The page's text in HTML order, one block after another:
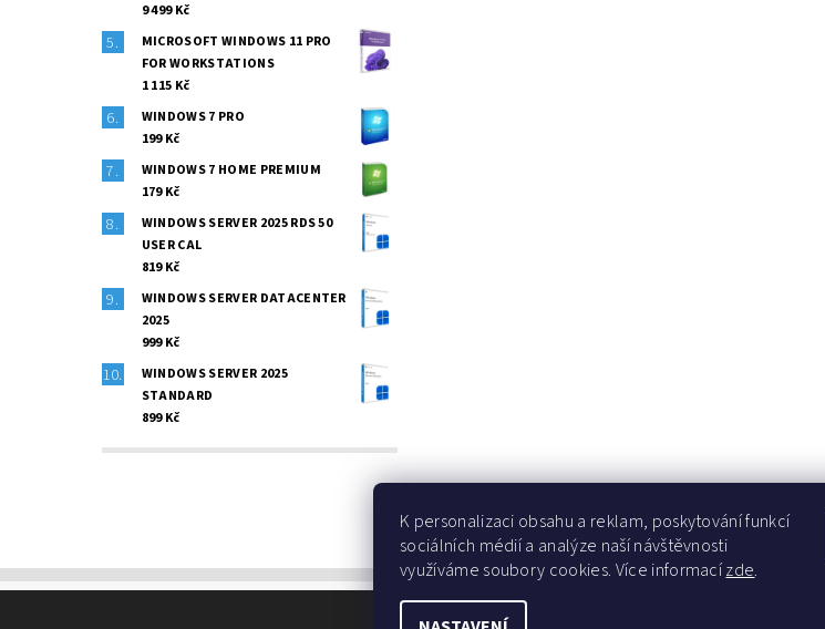
9 499 Kč
MICROSOFT WINDOWS 11 PRO
FOR WORKSTATIONS
1 115 Kč
WINDOWS 7 PRO
199 Kč
WINDOWS 7 HOME PREMIUM
179 Kč
WINDOWS SERVER 2025 RDS 50
USER CAL
819 Kč
WINDOWS SERVER DATACENTER
2025
999 Kč
WINDOWS SERVER 2025
STANDARD
899 Kč
K personalizaci obsahu a reklam, poskytování funkcí
sociálních médií a analýze naší návštěvnosti
využíváme soubory cookies. Více informacízde.